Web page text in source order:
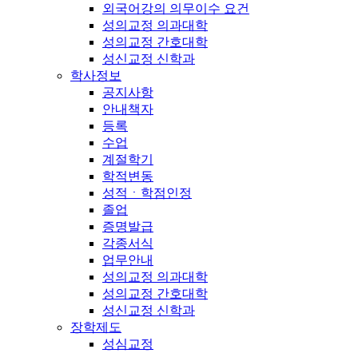
외국어강의 의무이수 요건
성의교정 의과대학
성의교정 간호대학
성신교정 신학과
학사정보
공지사항
안내책자
등록
수업
계절학기
학적변동
성적ㆍ학점인정
졸업
증명발급
각종서식
업무안내
성의교정 의과대학
성의교정 간호대학
성신교정 신학과
장학제도
성심교정